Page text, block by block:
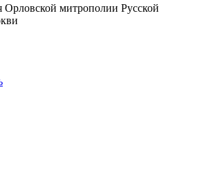
Орловской митрополии Русской